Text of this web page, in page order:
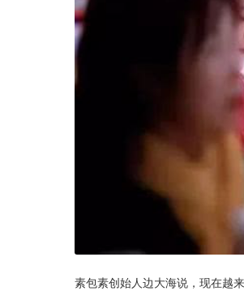
素包素创始人边大海说，现在越